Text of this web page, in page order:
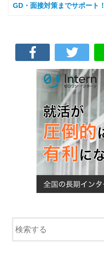
GD・面接対策までサポート！